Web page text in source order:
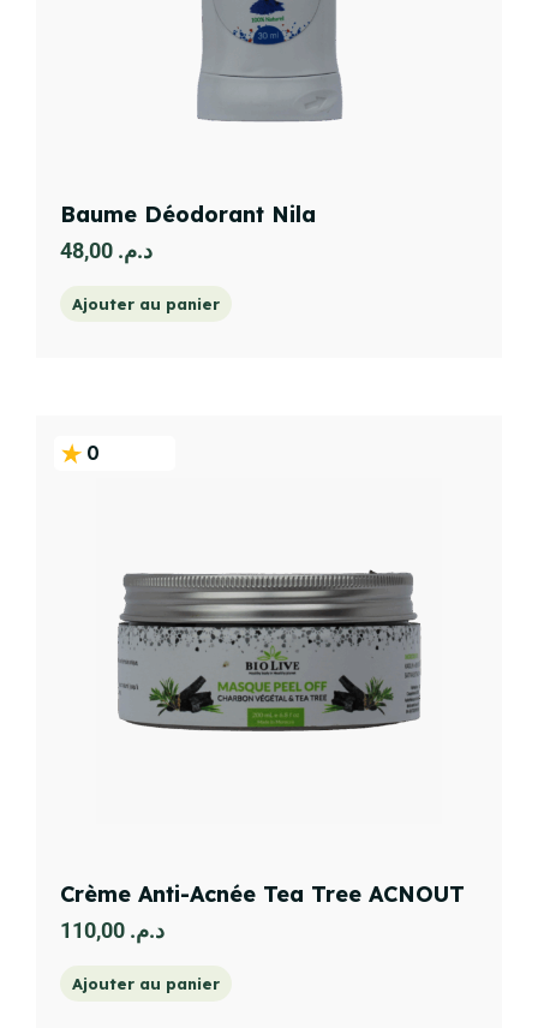
Baume Déodorant Nila
د.م.
Ajouter au panier
0
Crème Anti-Acnée Tea Tree ACNOUT
د.م.
Ajouter au panier